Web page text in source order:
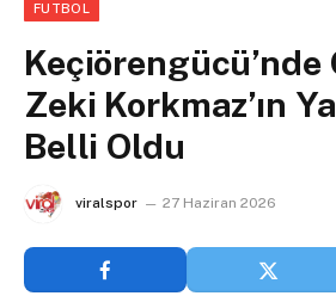
FUTBOL
Keçiörengücü’nde
Zeki Korkmaz’ın
Belli Oldu
viralspor 27 Haziran 2026